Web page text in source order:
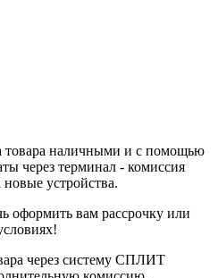
товара наличными и с помощью
через терминал - комиссия
новые устройства.
оформить вам рассрочку или
через систему СПЛИТ